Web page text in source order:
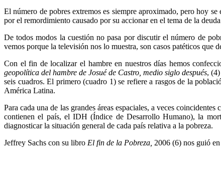
El número de pobres extremos es siempre aproximado, pero hoy
por el remordimiento causado por su accionar en el tema de la
De todos modos la cuestión no pasa por discutir el número de
vemos porque la televisión nos lo muestra, son casos patéticos que
Con el fin de localizar el hambre en nuestros días hemos
geopolítica del hambre de Josué de Castro, medio siglo después,
seis cuadros. El primero (cuadro 1) se refiere a rasgos de la
América Latina.
Para cada una de las grandes áreas espaciales, a veces
contienen el país, el IDH (Índice de Desarrollo Humano), la
diagnosticar la situación general de cada país relativa a la pobreza.
Jeffrey Sachs con su libro El fin de la Pobreza, 2006 (6) nos guió